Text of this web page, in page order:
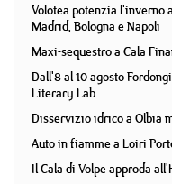
Volotea potenzia l'inverno
Madrid, Bologna e Napoli
Maxi-sequestro a Cala
Dall'8 al 10 agosto
Literary Lab
Disservizio idrico a Olbia
Auto in fiamme a Loiri
Il Cala di Volpe approda